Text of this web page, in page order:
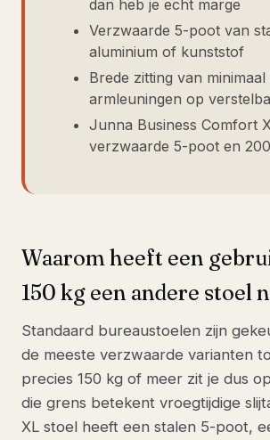
dan heb je echt marge
Verzwaarde 5-poot van
aluminium of kunststof
Brede zitting van
armleuningen op
Junna Business Comfort
verzwaarde 5-poot en
Waarom heeft een
150 kg een andere stoel
Standaard bureaustoelen zijn
de meeste verzwaarde varianten
precies 150 kg of meer zit je dus
die grens betekent vroegtijdige
XL stoel heeft een stalen 5-poot,